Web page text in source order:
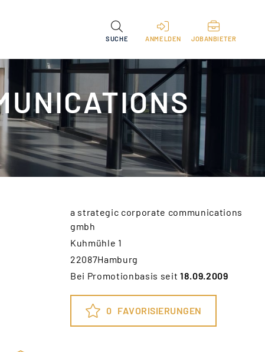
SUCHE ANMELDEN JOBANBIETER
a strategic corporate communications
gmbh
Kuhmühle 1
22087Hamburg
Bei Promotionbasis seit18.09.2009
0 FAVORISIERUNGEN